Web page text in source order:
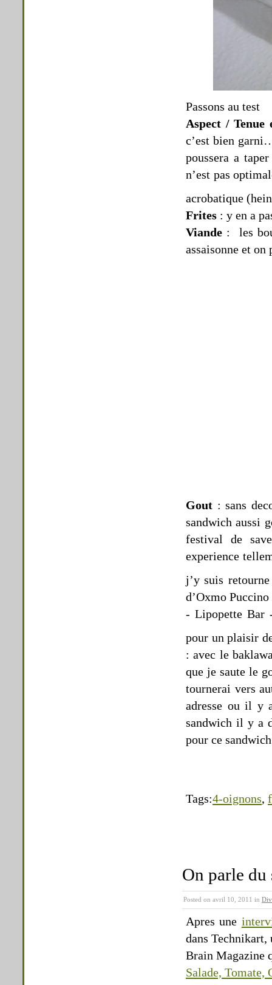
Passons au test
Aspect / Tenue
c’est bien
poussera a
n’est pas
acrobatique
Frites : y en a
Viande : les
assaisonne et
Gout : sans
sandwich aussi
festival de
experience
j’y suis
d’Oxmo
- Lipopette Bar
pour un plaisir
: avec le
que je saute le
tournerai vers
adresse ou il y
sandwich il y a
pour ce
Tags:4-oignons,
On parle
Posted on avril 10, 2011 in
Apres une
dans Technikart,
Brain Magazine
Salade, Tomate,